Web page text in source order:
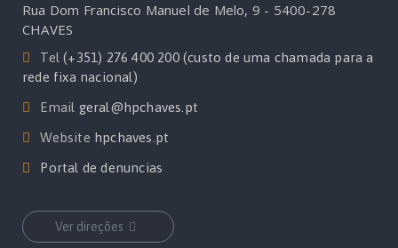
Rua Dom Francisco Manuel de Melo, 9 - 5400-278
CHAVES
Tel(+351) 276 400 200 (custo de uma chamada para a
rede fixa nacional)
Email geral@hpchaves.pt
Website hpchaves.pt
Portal de denuncias
Ver direções